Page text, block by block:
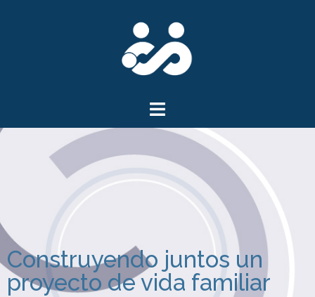
Construyendo juntos un
proyecto de vida familiar